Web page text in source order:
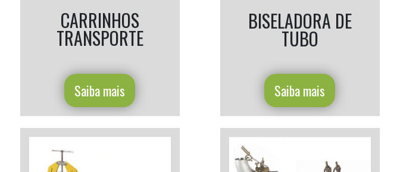
CARRINHOS
TRANSPORTE
Saiba mais
BISELADORA DE
TUBO
Saiba mais